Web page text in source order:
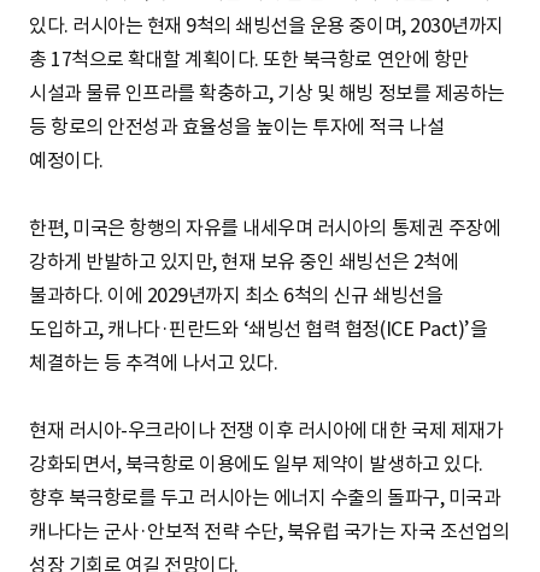
있다. 러시아는 현재 9척의 쇄빙선을 운용 중이며, 2030년까지
총 17척으로 확대할 계획이다. 또한 북극항로 연안에 항만
시설과 물류 인프라를 확충하고, 기상 및 해빙 정보를 제공하는
등 항로의 안전성과 효율성을 높이는 투자에 적극 나설
예정이다.
한편, 미국은 항행의 자유를 내세우며 러시아의 통제권 주장에
강하게 반발하고 있지만, 현재 보유 중인 쇄빙선은 2척에
불과하다. 이에 2029년까지 최소 6척의 신규 쇄빙선을
도입하고, 캐나다·핀란드와 ‘쇄빙선 협력 협정(ICE Pact)’을
체결하는 등 추격에 나서고 있다.
현재 러시아-우크라이나 전쟁 이후 러시아에 대한 국제 제재가
강화되면서, 북극항로 이용에도 일부 제약이 발생하고 있다.
향후 북극항로를 두고 러시아는 에너지 수출의 돌파구, 미국과
캐나다는 군사·안보적 전략 수단, 북유럽 국가는 자국 조선업의
성장 기회로 여길 전망이다.